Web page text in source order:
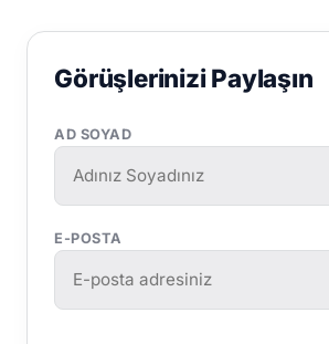
Görüşlerinizi Paylaşın
AD SOYAD
E-POSTA